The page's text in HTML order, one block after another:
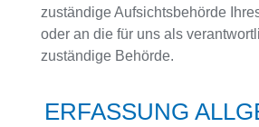
zuständige Aufsichtsbehörde
oder an die für uns als
zuständige Behörde.
ERFASSUNG